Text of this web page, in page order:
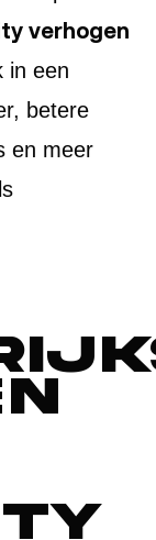
verhogen
in een
betere
en meer